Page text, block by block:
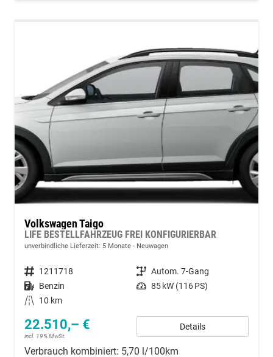
Volkswagen Taigo
LIFE BESTELLFAHRZEUG FREI KONFIGURIERBAR
unverbindliche Lieferzeit: 5 Monate Neuwagen
Fahrzeugnummer 1211718 Getriebe Autom. 7-Gang
Kraftstoff Benzin Leistung 85 kW (116 PS)
Kilometerstand
10 km
22.510,– €
incl. 19% MwSt.
Details
Verbrauch kombiniert: 5,70 l/100km